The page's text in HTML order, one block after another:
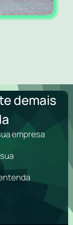
demais
empresa